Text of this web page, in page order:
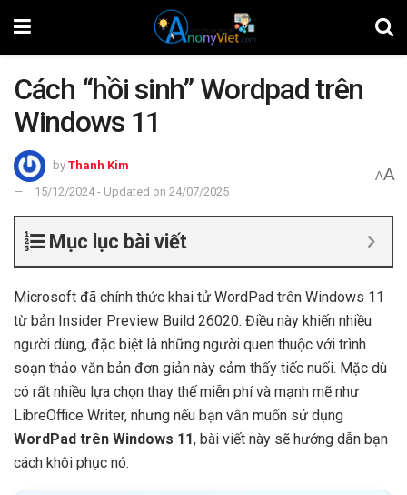
Cách “hồi sinh” Wordpad trên
Windows 11
by Thanh Kim
15/12/2024 - Updated on 24/07/2025
AA
Mục lục bài viết
Microsoft đã chính thức khai tử WordPad trên Windows 11
từ bản Insider Preview Build 26020. Điều này khiến nhiều
người dùng, đặc biệt là những người quen thuộc với trình
soạn thảo văn bản đơn giản này cảm thấy tiếc nuối. Mặc dù
có rất nhiều lựa chọn thay thế miễn phí và mạnh mẽ như
LibreOffice Writer, nhưng nếu bạn vẫn muốn sử dụng
WordPad trên Windows 11, bài viết này sẽ hướng dẫn bạn
cách khôi phục nó.